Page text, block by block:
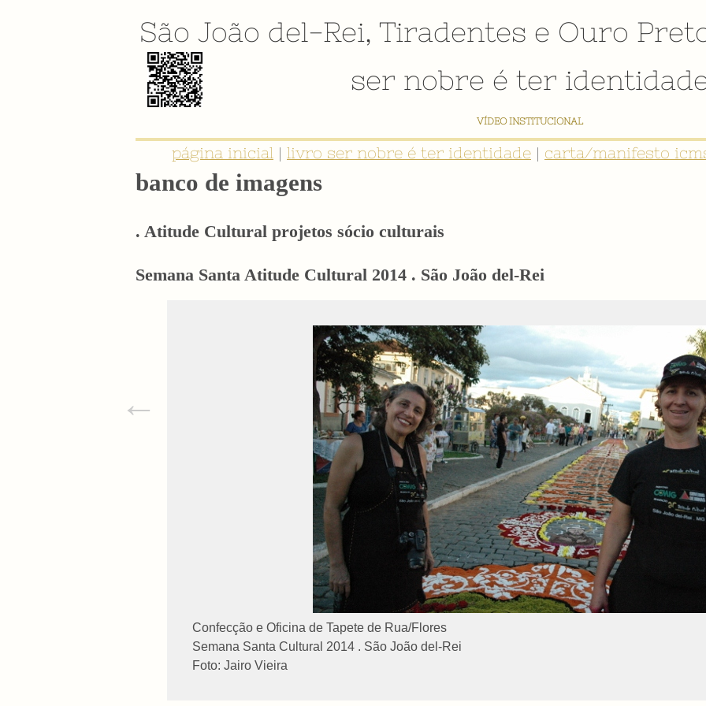
São João del-Rei, Tiradentes e Ouro
ser nobre é ter
VÍDEO INSTITUCIONAL
página inicial | livro ser nobre é ter identidade | carta/manifesto
banco de imagens
. Atitude Cultural projetos sócio culturais
Semana Santa Atitude Cultural 2014 . São João del-Rei
Confecção e Oficina de Tapete de Rua/Flores
Semana Santa Cultural 2014 . São João del-Rei
Foto: Jairo Vieira
←